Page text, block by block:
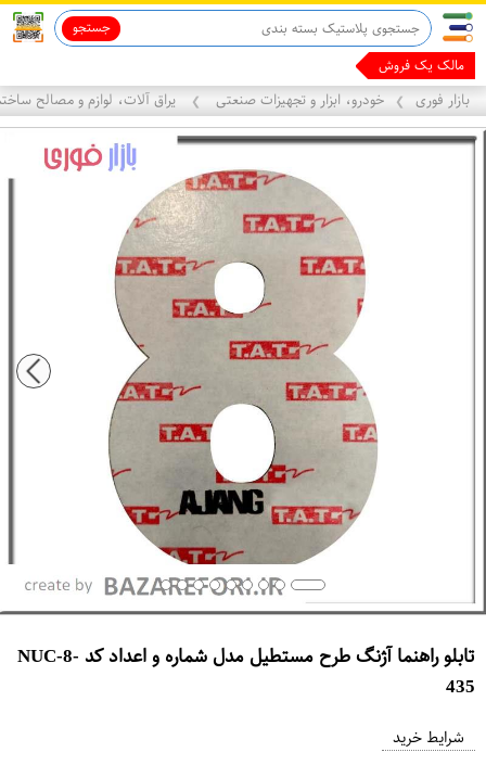
جستجو
مالک یک فروشگاه با ه
بازار فوری ❯ خودرو، ابزار و تجهیزات صنعتی ❯ یراق آلات، لوازم و مصالح
تابلو راهنما آژنگ طرح مستطیل مدل شماره و اعداد کد NUC-8-
435
م
شرایط خرید